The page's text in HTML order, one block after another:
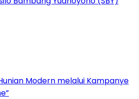
Modern melalui Kampanye